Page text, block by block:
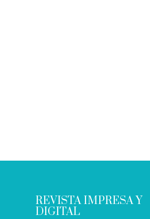
REVISTA IMPRESA Y
DIGITAL